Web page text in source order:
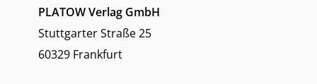
PLATOW Verlag GmbH
Stuttgarter Straße 25
60329 Frankfurt